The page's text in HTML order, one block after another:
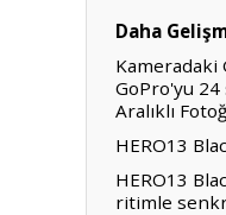
Daha
Kameradaki
GoPro'yu
Aralıklı
HERO13
HERO13
ritimle